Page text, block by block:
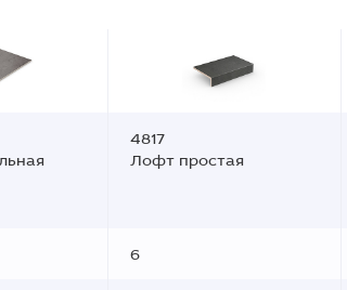
4817
Лофт простая
6